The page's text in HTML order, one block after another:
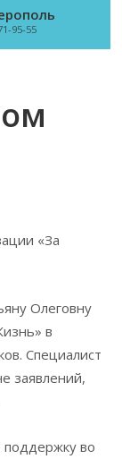
95-55
«За
Олеговну
в
Специалист
заявлений,
во